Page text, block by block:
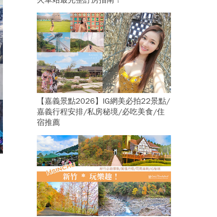
【嘉義景點2026】IG網美必拍22景點/
嘉義行程安排/私房秘境/必吃美食/住
宿推薦